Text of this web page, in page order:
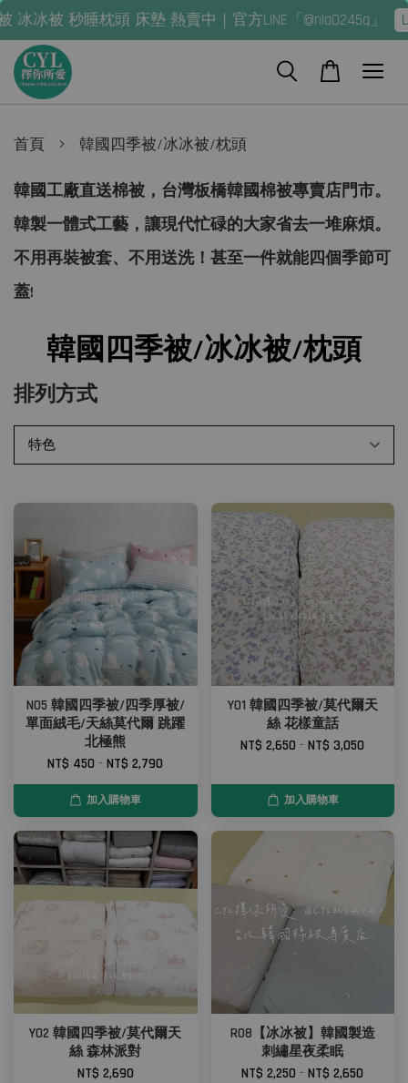
睡枕頭 床墊 熱賣中｜官方LINE「@nla0245q」 LINE預
首頁 › 韓國四季被/冰冰被/枕頭
韓國工廠直送棉被，台灣板橋韓國棉被專賣店門市。
韓製一體式工藝，讓現代忙碌的大家省去一堆麻煩。
不用再裝被套、不用送洗！甚至一件就能四個季節可
蓋!
韓國四季被/冰冰被/枕頭
排列方式
N05 韓國四季被/四季厚被/
單面絨毛/天絲莫代爾 跳躍
北極熊
NT$ 450-NT$ 2,790
加入購物車
Y01 韓國四季被/莫代爾天
絲 花樣童話
NT$ 2,650-NT$ 3,050
加入購物車
Y02 韓國四季被/莫代爾天
絲 森林派對
NT$ 2,690
R08【冰冰被】韓國製造
刺繡星夜柔眠
NT$ 2,250-NT$ 2,650